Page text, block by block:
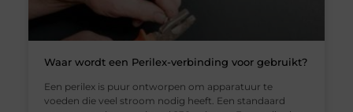
Waar wordt een Perilex-verbinding voor gebruikt?
Een perilex is puur ontworpen om apparatuur te
voeden die veel stroom nodig heeft. Een standaard